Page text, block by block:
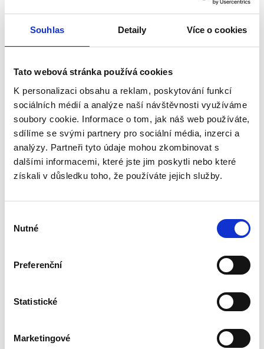
Souhlas Detaily Více o cookies
Tato webová stránka používá cookies
K personalizaci obsahu a reklam, poskytování funkcí
sociálních médií a analýze naší návštěvnosti využíváme
soubory cookie. Informace o tom, jak náš web používáte,
sdílíme se svými partnery pro sociální média, inzerci a
analýzy. Partneři tyto údaje mohou zkombinovat s
dalšími informacemi, které jste jim poskytli nebo které
získali v důsledku toho, že používáte jejich služby.
souhlasu
Nutné
Preferenční
Statistické
Marketingové
Dieses Produkt wurde noch nicht bewertet.
Um eine Bewertung hinzuzufügen, müssen Sie sich
einloggen.
Bewerten Sie das Produkt